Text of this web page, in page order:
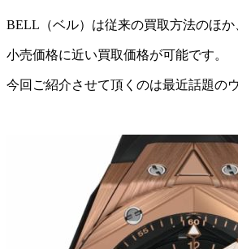
BELL（ベル）は従来の買取方法のほ
小売価格に近い買取価格が可能です。
今回ご紹介させて頂くのは最近話題の